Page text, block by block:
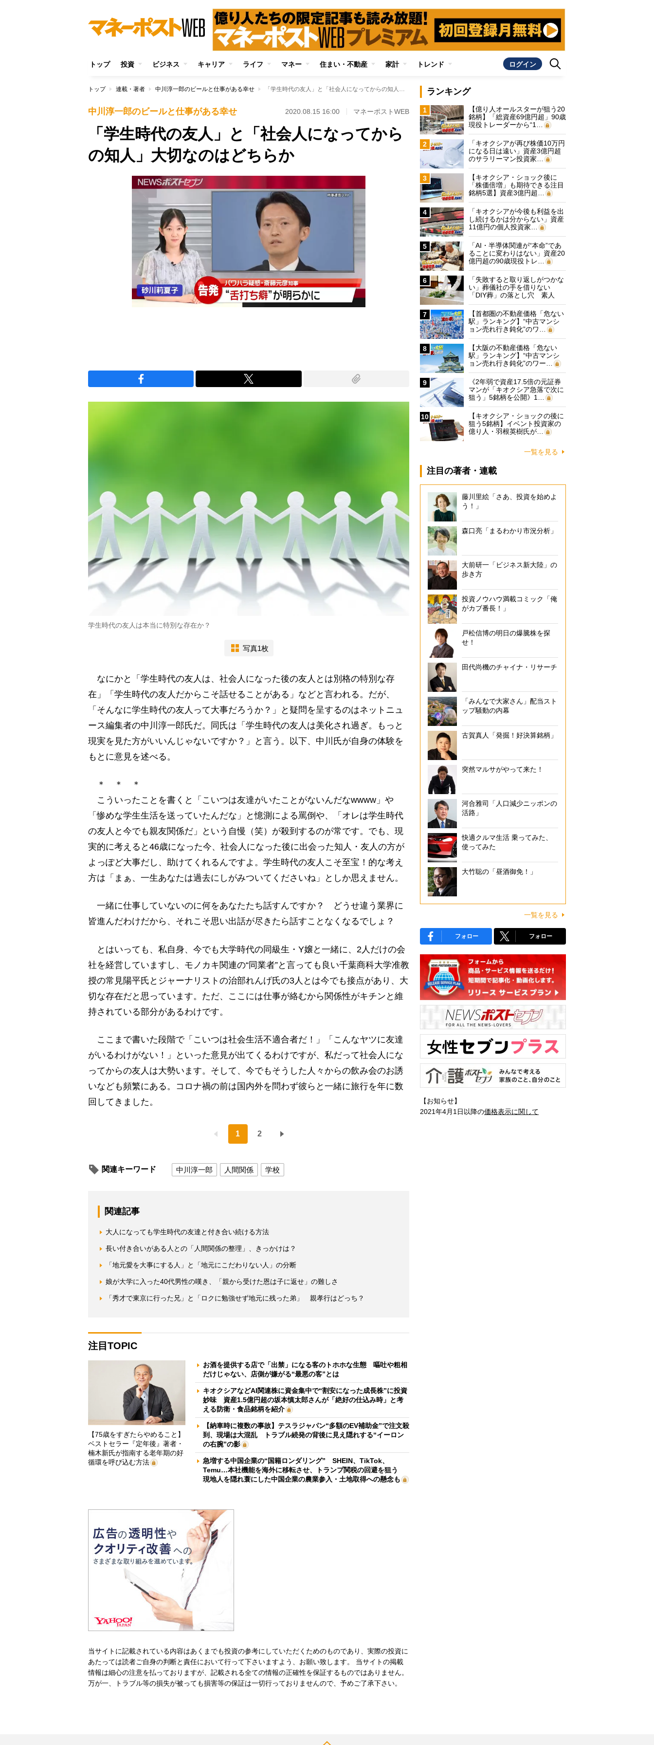
トップ 投資 ビジネス キャリア ライフ マネー 住まい・不動産 家計 トレンド ログイン
トップ 連載・著者 中川淳一郎のビールと仕事がある幸せ 「学生時代の友人」と「社会人になってからの知人」大切なのはどちらか
中川淳一郎のビールと仕事がある幸せ 2020.08.15 16:00 マネーポストWEB
「学生時代の友人」と「社会人になってから
の知人」大切なのはどちらか
学生時代の友人は本当に特別な存在か？
写真1枚
なにかと「学生時代の友人は、社会人になった後の友人とは別格の特別な存
在」「学生時代の友人だからこそ話せることがある」などと言われる。だが、
「そんなに学生時代の友人って大事だろうか？」と疑問を呈するのはネットニュ
ース編集者の中川淳一郎氏だ。同氏は「学生時代の友人は美化され過ぎ。もっと
現実を見た方がいいんじゃないですか？」と言う。以下、中川氏が自身の体験を
もとに意見を述べる。
＊ ＊ ＊
こういったことを書くと「こいつは友達がいたことがないんだなwwww」や
「惨めな学生生活を送っていたんだな」と憶測による罵倒や、「オレは学生時代
の友人と今でも親友関係だ」という自慢（笑）が殺到するのが常です。でも、現
実的に考えると46歳になった今、社会人になった後に出会った知人・友人の方が
よっぽど大事だし、助けてくれるんですよ。学生時代の友人こそ至宝！的な考え
方は「まぁ、一生あなたは過去にしがみついてくださいね」としか思えません。
一緒に仕事していないのに何をあなたたち話すんですか？ どうせ違う業界に
皆進んだわけだから、それこそ思い出話が尽きたら話すことなくなるでしょ？
とはいっても、私自身、今でも大学時代の同級生・Y嬢と一緒に、2人だけの会
社を経営していますし、モノカキ関連の“同業者”と言っても良い千葉商科大学准教
授の常見陽平氏とジャーナリストの治部れんげ氏の3人とは今でも接点があり、大
切な存在だと思っています。ただ、ここには仕事が絡むから関係性がキチンと維
持されている部分があるわけです。
ここまで書いた段階で「こいつは社会生活不適合者だ！」「こんなヤツに友達
がいるわけがない！」といった意見が出てくるわけですが、私だって社会人にな
ってからの友人は大勢います。そして、今でもそうした人々からの飲み会のお誘
いなども頻繁にある。コロナ禍の前は国内外を問わず彼らと一緒に旅行を年に数
回してきました。
1 2
関連キーワード 中川淳一郎 人間関係 学校
関連記事
大人になっても学生時代の友達と付き合い続ける方法
長い付き合いがある人との「人間関係の整理」、きっかけは？
「地元愛を大事にする人」と「地元にこだわりない人」の分断
娘が大学に入った40代男性の嘆き、「親から受けた恩は子に返せ」の難しさ
「秀才で東京に行った兄」と「ロクに勉強せず地元に残った弟」 親孝行はどっち？
注目TOPIC
【75歳をすぎたらやめること】
ベストセラー『定年後』著者・
楠木新氏が指南する老年期の好
循環を呼び込む方法
お酒を提供する店で「出禁」になる客のトホホな生態 嘔吐や粗相
だけじゃない、店側が嫌がる“最悪の客”とは
キオクシアなどAI関連株に資金集中で“割安になった成長株”に投資
妙味 資産1.5億円超の坂本慎太郎さんが「絶好の仕込み時」と考
える防衛・食品銘柄を紹介
【納車時に複数の事故】テスラジャパン“多額のEV補助金”で注文殺
到、現場は大混乱 トラブル続発の背後に見え隠れする“イーロン
の右腕”の影
急増する中国企業の“国籍ロンダリング” SHEIN、TikTok、
Temu…本社機能を海外に移転させ、トランプ関税の回避を狙う
現地人を隠れ蓑にした中国企業の農業参入・土地取得への懸念も
当サイトに記載されている内容はあくまでも投資の参考にしていただくためのものであり、実際の投資に
あたっては読者ご自身の判断と責任において行って下さいますよう、お願い致します。 当サイトの掲載
情報は細心の注意を払っておりますが、記載される全ての情報の正確性を保証するものではありません。
万が一、トラブル等の損失が被っても損害等の保証は一切行っておりませんので、予めご了承下さい。
ランキング
1
【億り人オールスターが狙う20
銘柄】「総資産69億円超」90歳
現役トレーダーから“1…
2
「キオクシアが再び株価10万円
になる日は遠い」資産3億円超
のサラリーマン投資家…
3
【キオクシア・ショック後に
「株価倍増」も期待できる注目
銘柄5選】資産3億円超…
4
「キオクシアが今後も利益を出
し続けるかは分からない」資産
11億円の個人投資家…
5
「AI・半導体関連が“本命”であ
ることに変わりはない」資産20
億円超の90歳現役トレ…
6
「失敗すると取り返しがつかな
い」葬儀社の手を借りない
「DIY葬」の落とし穴 素人
に…
7
【首都圏の不動産価格「危ない
駅」ランキング】“中古マンシ
ョン売れ行き鈍化”のワ…
8
【大阪の不動産価格「危ない
駅」ランキング】“中古マンシ
ョン売れ行き鈍化”のワー…
9
《2年弱で資産17.5倍の元証券
マンが「キオクシア急落で次に
狙う」5銘柄を公開》1…
10
【キオクシア・ショックの後に
狙う5銘柄】イベント投資家の
億り人・羽根英樹氏が…
一覧を見る
注目の著者・連載
藤川里絵「さあ、投資を始めよ
う！」
森口亮「まるわかり市況分析」
大前研一「ビジネス新大陸」の
歩き方
投資ノウハウ満載コミック「俺
がカブ番長！」
戸松信博の明日の爆騰株を探
せ！
田代尚機のチャイナ・リサーチ
「みんなで大家さん」配当スト
ップ騒動の内幕
古賀真人「発掘！好決算銘柄」
突然マルサがやって来た！
河合雅司「人口減少ニッポンの
活路」
快適クルマ生活 乗ってみた、
使ってみた
大竹聡の「昼酒御免！」
一覧を見る
フォロー フォロー
【お知らせ】
2021年4月1日以降の価格表示に関して